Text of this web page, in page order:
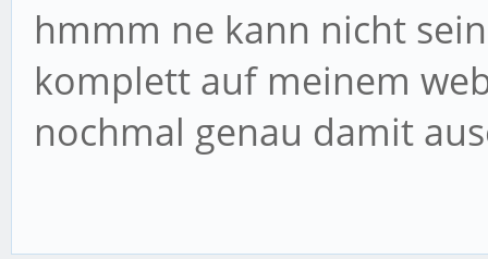
hmmm ne kann nicht
komplett auf meinem
nochmal genau damit